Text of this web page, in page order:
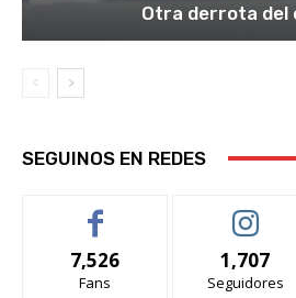
Otra derrota del
SEGUINOS EN REDES
7,526
Fans
1,707
Seguidores